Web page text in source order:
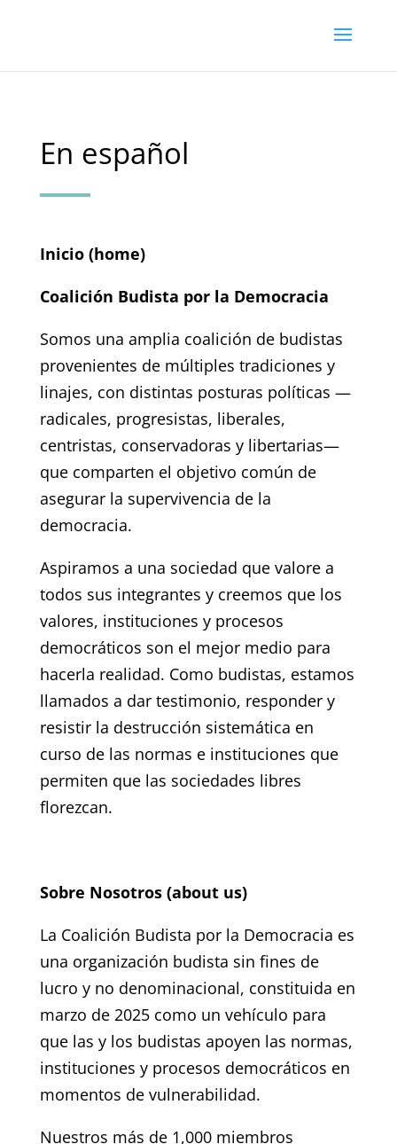
En español
Inicio (home)
Coalición Budista por la Democracia
Somos una amplia coalición de budistas
provenientes de múltiples tradiciones y
linajes, con distintas posturas políticas —
radicales, progresistas, liberales,
centristas, conservadoras y libertarias—
que comparten el objetivo común de
asegurar la supervivencia de la
democracia.
Aspiramos a una sociedad que valore a
todos sus integrantes y creemos que los
valores, instituciones y procesos
democráticos son el mejor medio para
hacerla realidad. Como budistas, estamos
llamados a dar testimonio, responder y
resistir la destrucción sistemática en
curso de las normas e instituciones que
permiten que las sociedades libres
florezcan.
Sobre Nosotros (about us)
La Coalición Budista por la Democracia es
una organización budista sin fines de
lucro y no denominacional, constituida en
marzo de 2025 como un vehículo para
que las y los budistas apoyen las normas,
instituciones y procesos democráticos en
momentos de vulnerabilidad.
Nuestros más de 1,000 miembros